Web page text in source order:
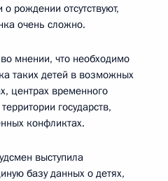
рождении отсутствуют,
очень сложно.
мнении, что необходимо
таких детей в возможных
центрах временного
государств,
конфликтах.
выступила
базу данных о детях,